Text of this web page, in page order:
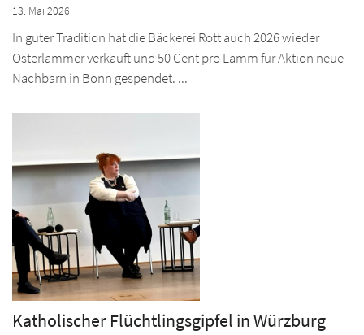
13. Mai 2026
In guter Tradition hat die Bäckerei Rott auch 2026 wieder
Osterlämmer verkauft und 50 Cent pro Lamm für Aktion neue
Nachbarn in Bonn gespendet. ...
Katholischer Flüchtlingsgipfel in Würzburg